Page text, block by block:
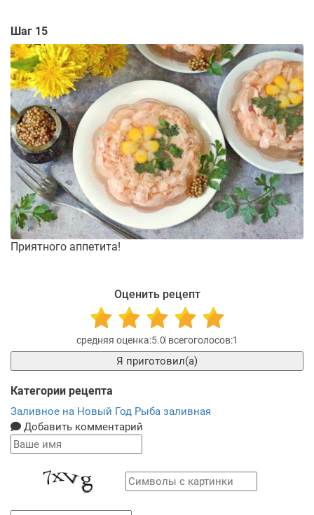
Шаг 15
Приятного аппетита!
Оценить рецепт
5.0 1
Я приготовил(а)
Категории рецепта
Заливное на Новый Год Рыба заливная
Добавить комментарий